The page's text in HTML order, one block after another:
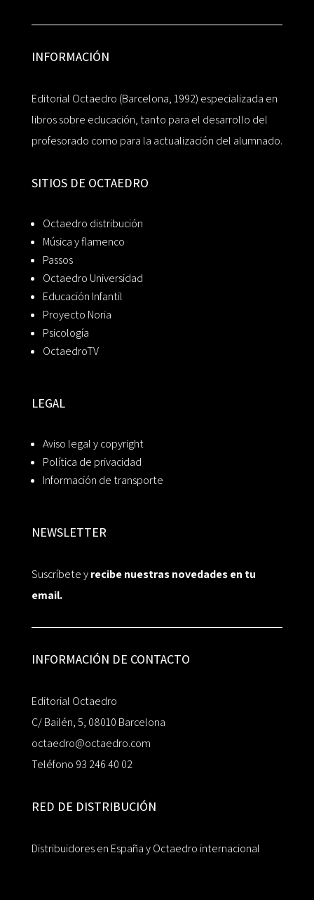
INFORMACIÓN
Editorial Octaedro (Barcelona, 1992) especializada en
libros sobre educación, tanto para el desarrollo del
profesorado como para la actualización del alumnado.
SITIOS DE OCTAEDRO
Octaedro distribución
Música y flamenco
Passos
Octaedro Universidad
Educación Infantil
Proyecto Noria
Psicología
OctaedroTV
LEGAL
Aviso legal y copyright
Política de privacidad
Información de transporte
NEWSLETTER
Suscríbete yrecibe nuestras novedades en tu
email.
INFORMACIÓN DE CONTACTO
Editorial Octaedro
C/ Bailén, 5, 08010 Barcelona
octaedro@octaedro.com
Teléfono 93 246 40 02
RED DE DISTRIBUCIÓN
Distribuidores en España y Octaedro internacional